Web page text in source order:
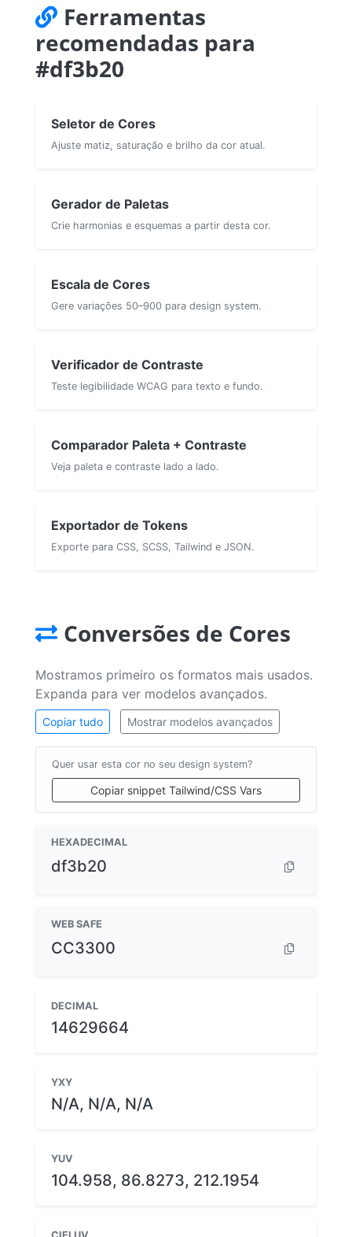
Ferramentas
recomendadas para
#df3b20
Seletor de Cores
Ajuste matiz, saturação e brilho da cor atual.
Gerador de Paletas
Crie harmonias e esquemas a partir desta cor.
Escala de Cores
Gere variações 50–900 para design system.
Verificador de Contraste
Teste legibilidade WCAG para texto e fundo.
Comparador Paleta + Contraste
Veja paleta e contraste lado a lado.
Exportador de Tokens
Exporte para CSS, SCSS, Tailwind e JSON.
Conversões de Cores
Mostramos primeiro os formatos mais usados.
Expanda para ver modelos avançados.
Copiar tudo Mostrar modelos avançados
Quer usar esta cor no seu design system?
Copiar snippet Tailwind/CSS Vars
HEXADECIMAL
df3b20
WEB SAFE
CC3300
DECIMAL
14629664
YXY
N/A, N/A, N/A
YUV
104.958, 86.8273, 212.1954
CIELUV